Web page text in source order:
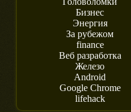
Бизнес
Энергия
За рубежом
finance
Веб разработка
Железо
Android
Google Chrome
lifehack